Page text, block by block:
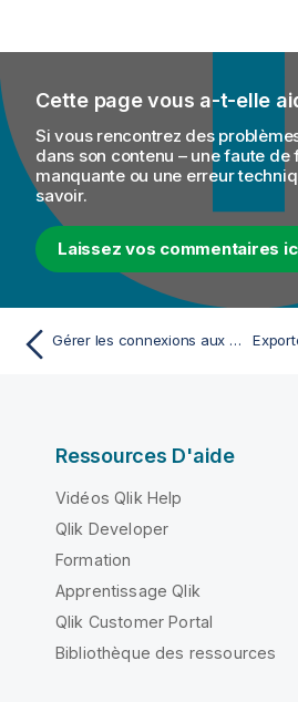
Cette page vous a-t-elle
Si vous rencontrez des
dans son contenu – une faute de
manquante ou une erreur
savoir.
Laissez vos commentaires
Gérer les connexions aux fichiers
Ressources D'aide
Vidéos Qlik Help
Qlik Developer
Formation
Apprentissage Qlik
Qlik Customer Portal
Bibliothèque des ressources